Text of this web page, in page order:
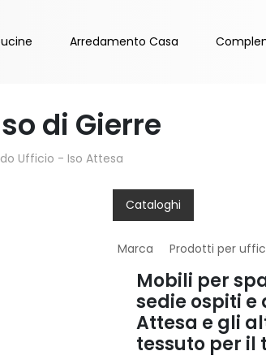
Arredamento Casa
di Gierre
Ufficio - Iso Attesa
Cataloghi
Marca Prodotti per
Mobili per
sedie ospiti e
Attesa e gli
tessuto per il